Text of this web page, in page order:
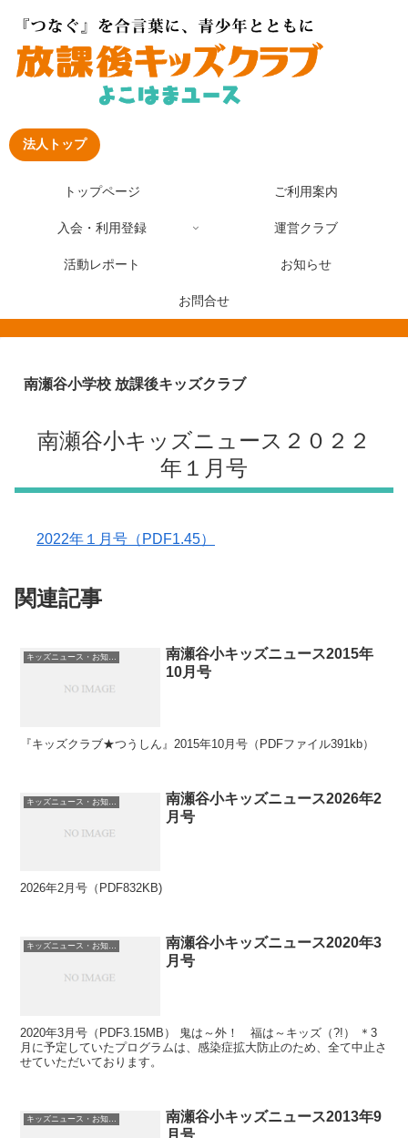
法人トップ
トップページ ご利用案内
入会・利用登録 運営クラブ
活動レポート お知らせ
お問合せ
南瀬谷小学校 放課後キッズクラブ
南瀬谷小キッズニュース２０２２
年１月号
2022年１月号（PDF1.45）
関連記事
キッズニュース・お知らせ
南瀬谷小キッズニュース2015年
10月号
『キッズクラブ★つうしん』2015年10月号（PDFファイル391kb）
南瀬谷小キッズニュース2026年2
月号
2026年2月号（PDF832KB)
南瀬谷小キッズニュース2020年3
月号
2020年3月号（PDF3.15MB） 鬼は～外！ 福は～キッズ（?!） ＊3
月に予定していたプログラムは、感染症拡大防止のため、全て中止さ
せていただいております。
キッズニュース・お知らせ
南瀬谷小キッズニュース2013年9
月号